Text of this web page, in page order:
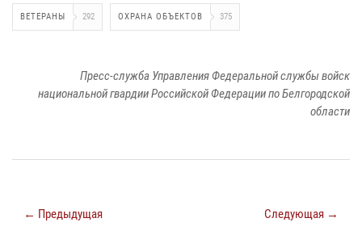
ВЕТЕРАНЫ 292 ОХРАНА ОБЪЕКТОВ 375
Пресс-служба Управления Федеральной службы войск
национальной гвардии Российской Федерации по Белгородской
области
← Предыдущая Следующая →